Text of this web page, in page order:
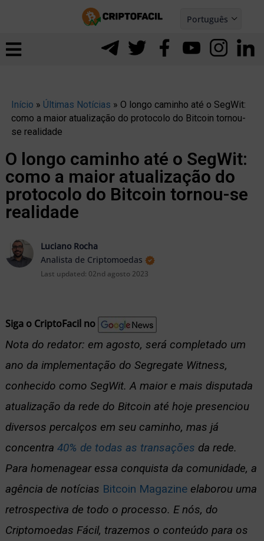
Português
Español
Início » Últimas Notícias » O longo caminho até o SegWit:
como a maior atualização do protocolo do Bitcoin tornou-
se realidade
O longo caminho até o SegWit:
como a maior atualização do
protocolo do Bitcoin tornou-se
realidade
Luciano Rocha
Analista de Criptomoedas
Last updated: 02nd agosto 2023
Siga o CriptoFacil no
Nota do redator: em agosto, será completado um
ano da implementação do Segregate Witness,
conhecido como SegWit. A maior e mais disputada
atualização da rede do Bitcoin até hoje presenciou
diversos percalços em seu caminho, mas já
concentra 40% de todas as transações da rede.
Para homenagear essa conquista da comunidade, a
agência de notícias Bitcoin Magazineelaborou uma
retrospectiva de todo o processo. E nós, do
Criptomoedas Fácil, trazemos o conteúdo para os